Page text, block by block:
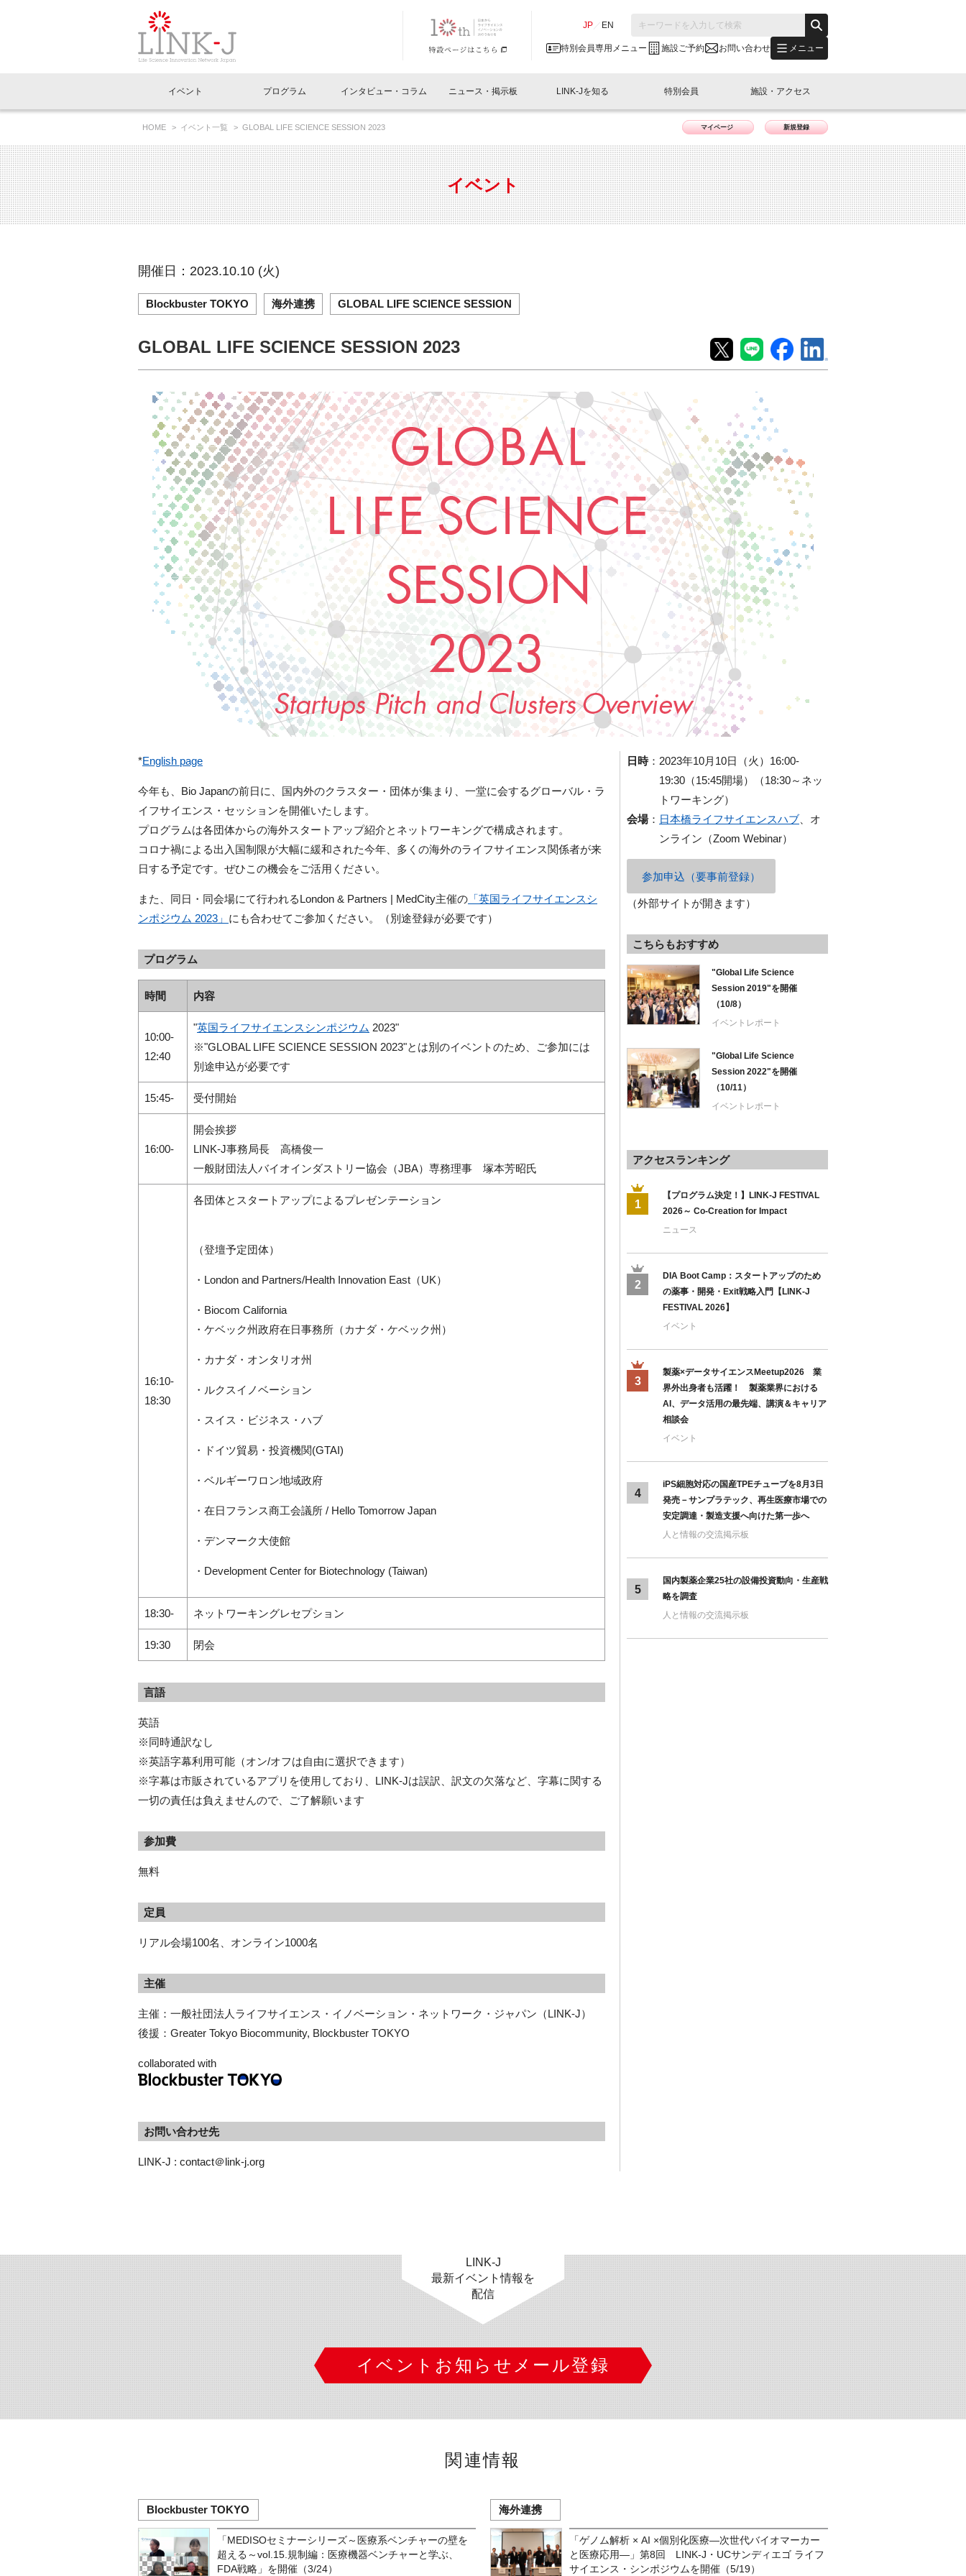
JP EN
特別会員専用メニュー 施設ご予約 お問い合わせ メニュー
イベントお知らせメール登録
閉じる
イベント
イベント一覧
LINK-J主催・共催 特別会員開催
LINK-J協賛・協力 出展・参加
イベントレポート一覧
LINK-J主催・共催 特別会員開催
LINK-J協賛・協力 出展・参加
プログラム
Out of Box相談室 What's "UNIKORN"？ What's "LINK-BioBAY TOKYO"？
インタビュー・コラム
インタビュー・コラム一覧
スペシャルインタビュー ベンチャーインタビュー 会報誌 (News Letter)
連載コラム サポーターコラム 日本橋コラム
ニュース・掲示板
ニュース一覧
トピック プレスリリース
メディア情報 海外関連
協賛・協力
人と情報の交流掲示板一覧
会員プレスリリース ニュース・事業紹介
募集 イベント
LINK-Jを知る
理事長挨拶 Why in Nihonbashi What’s LINK-J WEST
国内外連携 サポーター紹介 事業内容
組織概要 パンフレット GTB日本橋エリアについて
特別会員
特別会員一覧 特別会員について 入会申し込み
専用メニューはこちら
施設・アクセス
ラウンジ・会議室 オフィス・ラボ 施設ご予約
アクセス
HOME イベント一覧 GLOBAL LIFE SCIENCE SESSION 2023 マイページ 新規登録
イベント
開催日：2023.10.10 (火)
Blockbuster TOKYO 海外連携 GLOBAL LIFE SCIENCE SESSION
GLOBAL LIFE SCIENCE SESSION 2023
*English page
今年も、 Bio Japanの前日に、国内外のクラスター・団体が集まり、一堂に会するグローバル・ラ
イフサイエンス・セッションを開催いたします。
プログラムは各団体からの海外スタートアップ紹介とネットワーキングで構成されます。
コロナ禍による出入国制限が大幅に緩和された今年、多くの海外のライフサイエンス関係者が来
日する予定です。ぜひこの機会をご活用ください。
また、同日・同会場にて行われるLondon & Partners | MedCity主催の 「英国ライフサイエンスシ
ンポジウム 2023」 にも合わせてご参加ください。（別途登録が必要です）
プログラム
時間 内容
10:00-
12:40
"英国ライフサイエンスシンポジウム 2023"
※"GLOBAL LIFE SCIENCE SESSION 2023"とは別のイベントのため、ご参加には
別途申込が必要です
15:45- 受付開始
16:00-
開会挨拶
LINK-J事務局長 高橋俊一
一般財団法人バイオインダストリー協会（JBA）専務理事 塚本芳昭氏
16:10-
18:30
各団体とスタートアップによるプレゼンテーション
（登壇予定団体）
・London and Partners/Health Innovation East（UK）
・Biocom California
・ケベック州政府在日事務所（カナダ・ケベック州）
・カナダ・オンタリオ州
・ルクスイノベーション
・スイス・ビジネス・ハブ
・ドイツ貿易・投資機関(GTAI)
・ベルギーワロン地域政府
・在日フランス商工会議所 / Hello Tomorrow Japan
・デンマーク大使館
・Development Center for Biotechnology (Taiwan)
18:30- ネットワーキングレセプション
19:30 閉会
言語
英語
※同時通訳なし
※英語字幕利用可能（オン/オフは自由に選択できます）
※字幕は市販されているアプリを使用しており、LINK-Jは誤訳、訳文の欠落など、字幕に関する
一切の責任は負えませんので、ご了解願います
参加費
無料
定員
リアル会場100名、オンライン1000名
主催
主催：一般社団法人ライフサイエンス・イノベーション・ネットワーク・ジャパン（LINK-J）
後援：Greater Tokyo Biocommunity, Blockbuster TOKYO
collaborated with
お問い合わせ先
LINK-J : contact＠link-j.org
日時： 2023年10月10日（火）16:00-
19:30（15:45開場）（18:30～ネッ
トワーキング）
会場： 日本橋ライフサイエンスハブ 、オ
ンライン（Zoom Webinar）
参加申込（要事前登録）
（外部サイトが開きます）
こちらもおすすめ
"Global Life Science
Session 2019"を開催
（10/8）
イベントレポート
"Global Life Science
Session 2022"を開催
（10/11）
イベントレポート
アクセスランキング
1
【プログラム決定！】LINK-J FESTIVAL
2026～ Co-Creation for Impact
ニュース
2
DIA Boot Camp：スタートアップのため
の薬事・開発・Exit戦略入門【LINK-J
FESTIVAL 2026】
イベント
3
製薬×データサイエンスMeetup2026 業
界外出身者も活躍！ 製薬業界における
AI、データ活用の最先端、講演＆キャリア
相談会
イベント
4
iPS細胞対応の国産TPEチューブを8月3日
発売－サンプラテック、再生医療市場での
安定調達・製造支援へ向けた第一歩へ
人と情報の交流掲示板
5
国内製薬企業25社の設備投資動向・生産戦
略を調査
人と情報の交流掲示板
LINK-J
最新イベント情報を
配信
イベントお知らせメール登録
関連情報
Blockbuster TOKYO
「MEDISOセミナーシリーズ～医療系ベンチャーの壁を
超える～vol.15.規制編：医療機器ベンチャーと学ぶ、
FDA戦略」を開催（3/24）
海外連携
「ゲノム解析 × AI ×個別化医療―次世代バイオマーカー
と医療応用―」第8回 LINK-J・UCサンディエゴ ライフ
サイエンス・シンポジウムを開催（5/19）